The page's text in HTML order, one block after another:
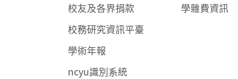
校友及各界捐款
校務研究資訊平臺
學術年報
ncyu識別系統
學雜費資訊